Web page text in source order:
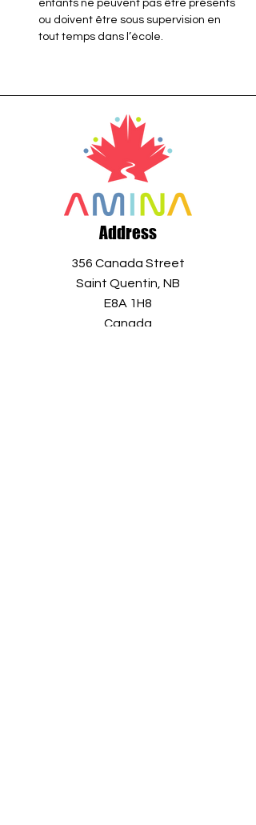
enfants ne peuvent pas être présents
ou doivent être sous supervision en
tout temps dans l’école.
Address
356 Canada Street
Saint Quentin, NB
E8A 1H8
Canada